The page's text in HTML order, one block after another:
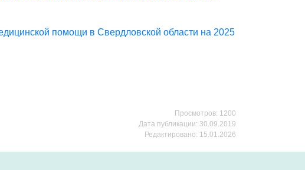
помощи в Свердловской области на 2025
Просмотров: 1200
Дата публикации: 30.09.2019
Редактировано: 15.01.2026